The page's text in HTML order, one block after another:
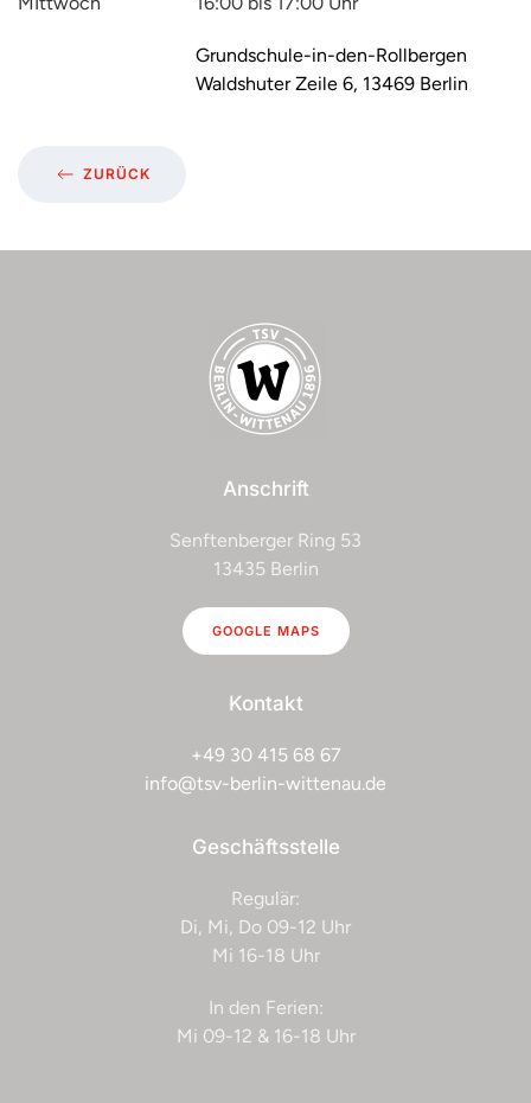
Grundschule-in-den-Rollbergen
Waldshuter Zeile 6, 13469 Berlin
ZURÜCK
Anschrift
Senftenberger Ring 53
13435 Berlin
GOOGLE MAPS
Kontakt
+49 30 415 68 67
info@tsv-berlin-wittenau.de
Geschäftsstelle
Regulär:
Di, Mi, Do 09-12 Uhr
Mi 16-18 Uhr
In den Ferien:
Mi 09-12 & 16-18 Uhr